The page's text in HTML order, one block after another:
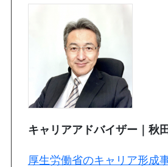
キャリアアドバイザー｜秋
厚生労働省のキャリア形成